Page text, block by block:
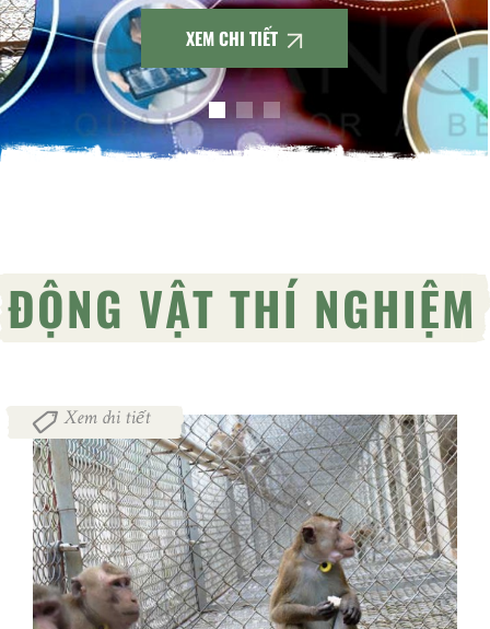
trước khi áp dụng trên con người.
XEM CHI TIẾT
ĐỘNG VẬT THÍ NGHIỆM
Xem chi tiết